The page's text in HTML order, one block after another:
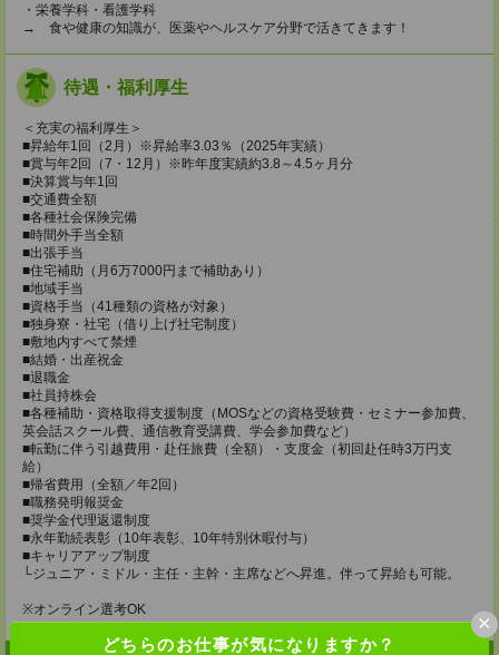
どちらのお仕事が気になりますか？
×
・栄養学科・看護学科
→ 食や健康の知識が、医薬やヘルスケア分野で活きてきます！
待遇・福利厚生
＜充実の福利厚生＞
■昇給年1回（2月）※昇給率3.03％（2025年実績）
■賞与年2回（7・12月）※昨年度実績約3.8～4.5ヶ月分
■決算賞与年1回
■交通費全額
■各種社会保険完備
■時間外手当全額
■出張手当
■住宅補助（月6万7000円まで補助あり）
■地域手当
■資格手当（41種類の資格が対象）
■独身寮・社宅（借り上げ社宅制度）
■敷地内すべて禁煙
■結婚・出産祝金
■退職金
■社員持株会
■各種補助・資格取得支援制度（MOSなどの資格受験費・セミナー参加費、
英会話スクール費、通信教育受講費、学会参加費など）
■転勤に伴う引越費用・赴任旅費（全額）・支度金（初回赴任時3万円支
給）
■帰省費用（全額／年2回）
■職務発明報奨金
■奨学金代理返還制度
■永年勤続表彰（10年表彰、10年特別休暇付与）
■キャリアアップ制度
└ジュニア・ミドル・主任・主幹・主席などへ昇進。伴って昇給も可能。
※オンライン選考OK